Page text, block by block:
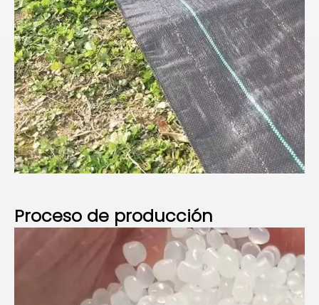
Proceso de producción